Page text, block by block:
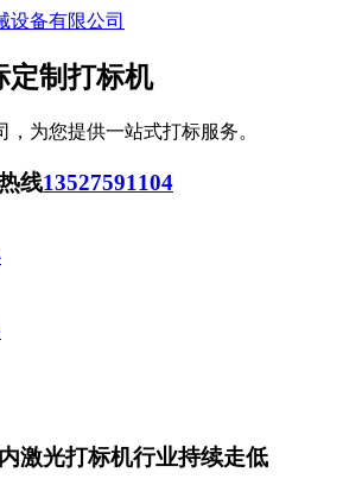
定制打标机
为您提供一站式打标服务。
线13527591104
激光打标机行业持续走低